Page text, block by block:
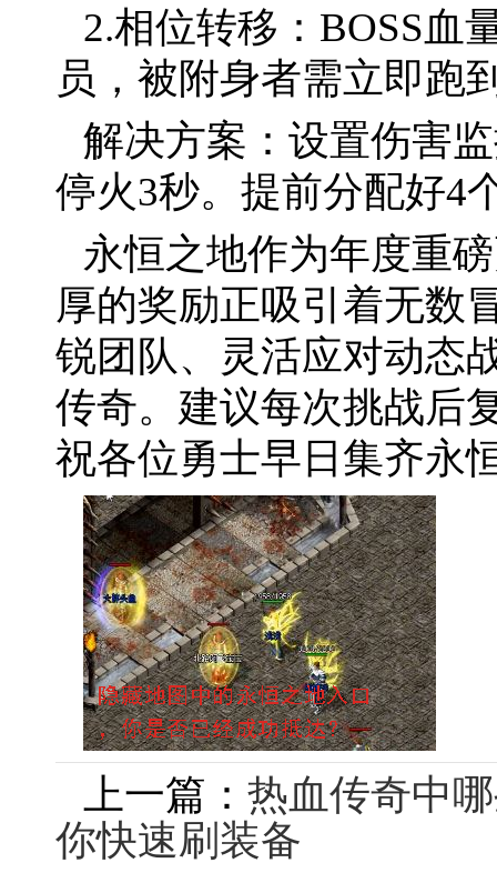
2.相位转移：BOSS血
员，被附身者需立即跑
解决方案：设置伤害
停火3秒。提前分配好4
永恒之地作为年度重
厚的奖励正吸引着无数
锐团队、灵活应对动态
传奇。建议每次挑战后
祝各位勇士早日集齐永
上一篇： 热血传奇中
你快速刷装备